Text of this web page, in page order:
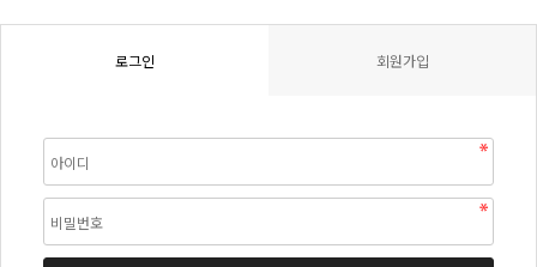
로그인 회원가입